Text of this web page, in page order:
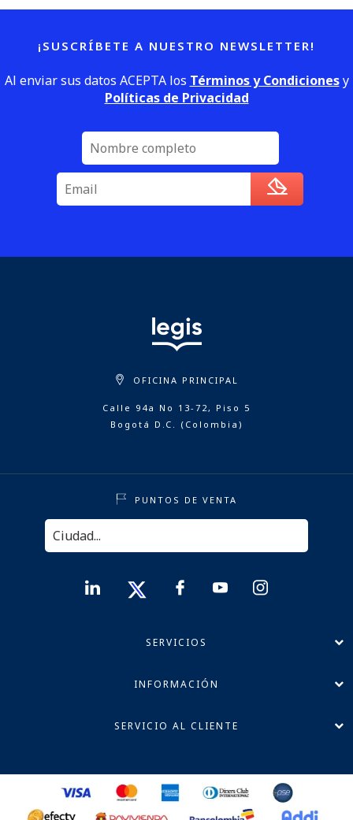
¡SUSCRÍBETE A NUESTRO NEWSLETTER!
Al enviar sus datos ACEPTA los Términos y Condicionesy
Políticas de Privacidad
OFICINA PRINCIPAL
Calle 94a No 13-72, Piso 5
Bogotá D.C. (Colombia)
PUNTOS DE VENTA
SERVICIOS
INFORMACIÓN
SERVICIO AL CLIENTE